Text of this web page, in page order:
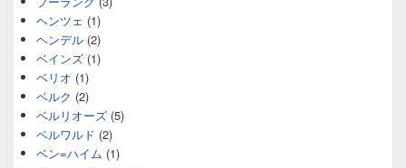
ヘンツェ (1)
ヘンデル (2)
ベインズ (1)
ベリオ (1)
ベルク (2)
ベルリオーズ (5)
ベルワルド (2)
ベン=ハイム (1)